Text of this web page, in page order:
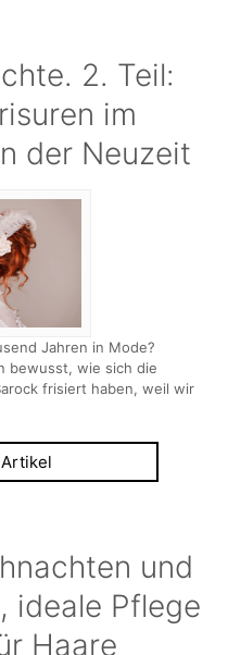
2. Teil:
im
der Neuzeit
Jahren in Mode?
bewusst, wie sich die
frisiert haben, weil wir
und
ideale Pflege
Haare